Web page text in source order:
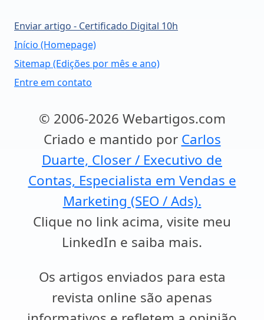
Enviar artigo - Certificado Digital 10h
Início (Homepage)
Sitemap (Edições por mês e ano)
Entre em contato
© 2006-2026 Webartigos.com
Criado e mantido por Carlos
Duarte, Closer / Executivo de
Contas, Especialista em Vendas e
Marketing (SEO / Ads).
Clique no link acima, visite meu
LinkedIn e saiba mais.
Os artigos enviados para esta
revista online são apenas